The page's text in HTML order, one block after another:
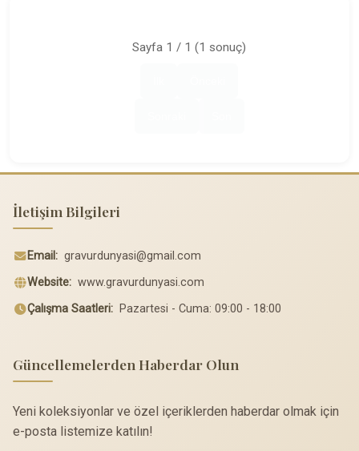
Sayfa 1 / 1 (1 sonuç)
İletişim Bilgileri
Email: gravurdunyasi@gmail.com
Website: www.gravurdunyasi.com
Çalışma Saatleri: Pazartesi - Cuma: 09:00 - 18:00
Güncellemelerden Haberdar Olun
Yeni koleksiyonlar ve özel içeriklerden haberdar olmak için
e-posta listemize katılın!